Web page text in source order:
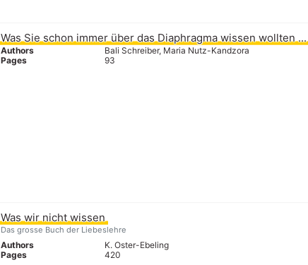
Was Sie schon immer über das Diaphragma wissen wollten ...
Authors
Bali Schreiber, Maria Nutz-Kandzora
Pages
93
Was wir nicht wissen
Das grosse Buch der Liebeslehre
Authors
K. Oster-Ebeling
Pages
420